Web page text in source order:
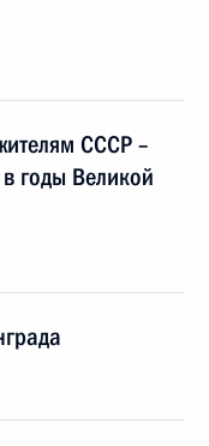
СССР –
годы Великой